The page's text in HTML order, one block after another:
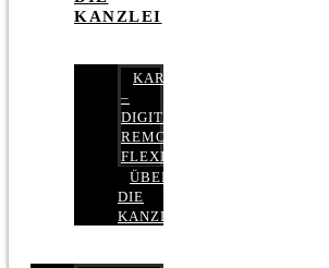
KANZLEI
KARRIERE
–
DIGITAL,
REMOTE,
FLEXIBEL
ÜBER
DIE
KANZLEI